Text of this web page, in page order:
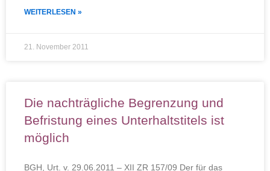
WEITERLESEN »
21. November 2011
Die nachträgliche Begrenzung und
Befristung eines Unterhaltstitels ist
möglich
BGH, Urt. v. 29.06.2011 – XII ZR 157/09 Der für das